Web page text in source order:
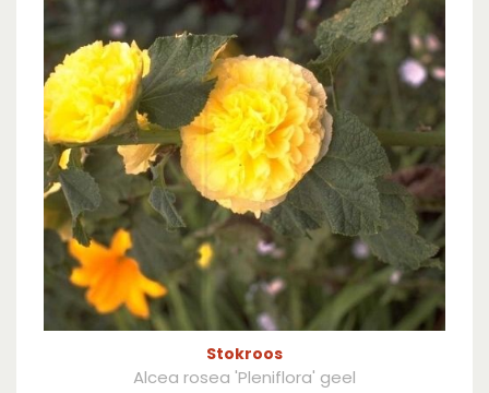
Stokroos
Alcea rosea 'Pleniflora' geel